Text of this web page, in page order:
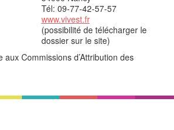
Tél: 09-77-42-57-57
www.vivest.fr
(possibilité de télécharger le
dossier sur le site)
aux Commissions d’Attribution des